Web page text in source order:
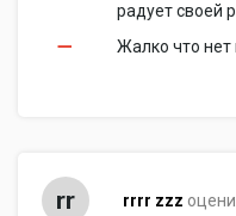
радует своей
Жалко что нет
rr rrrr zzz